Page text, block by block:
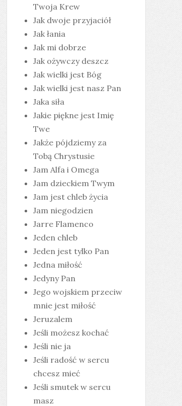
Twoja Krew
Jak dwoje przyjaciół
Jak łania
Jak mi dobrze
Jak ożywczy deszcz
Jak wielki jest Bóg
Jak wielki jest nasz Pan
Jaka siła
Jakie piękne jest Imię
Twe
Jakże pójdziemy za
Tobą Chrystusie
Jam Alfa i Omega
Jam dzieckiem Twym
Jam jest chleb życia
Jam niegodzien
Jarre Flamenco
Jeden chleb
Jeden jest tylko Pan
Jedna miłość
Jedyny Pan
Jego wojskiem przeciw
mnie jest miłość
Jeruzalem
Jeśli możesz kochać
Jeśli nie ja
Jeśli radość w sercu
chcesz mieć
Jeśli smutek w sercu
masz